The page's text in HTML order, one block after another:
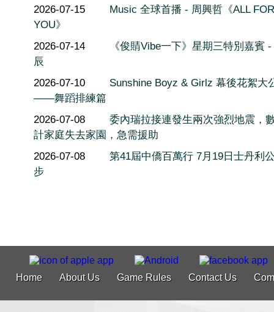
2026-07-15
Music 全球首播 - 周興哲《ALL FOR
YOU》
2026-07-14
《俊䝼Vibe一下》星期三特別嘉賓
辰
2026-07-10
Sunshine Boyz & Girlz 幕後花絮大
——舞蹈排練篇
2026-07-08
委內瑞拉接連發生兩次強烈地震，
計家庭失去家園，急需援助
2026-07-08
第41屆中僑百萬行 7月19日士丹利
步
Home About Us Game Rules Contact Us